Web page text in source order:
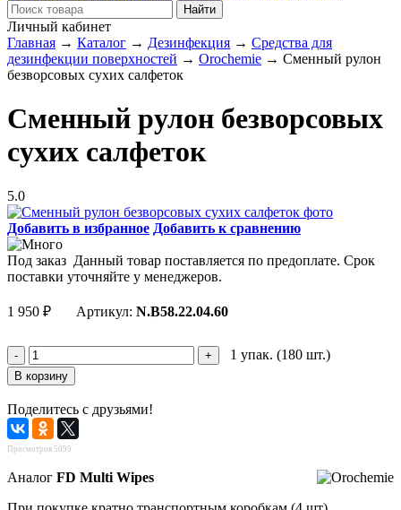
Личный кабинет
Главная → Каталог → Дезинфекция → Средства для
дезинфекции поверхностей → Orochemie → Сменный рулон
безворсовых сухих салфеток
Сменный рулон безворсовых
сухих салфеток
5.0
Добавить в избранное Добавить к сравнению
Под заказ Данный товар поставляется по предоплате. Срок
поставки уточняйте у менеджеров.
1 950 ₽ Артикул: N.B58.22.04.60
1 упак. (180 шт.)
Поделитесь с друзьями!
Просмотров 5099
Аналог FD Multi Wipes